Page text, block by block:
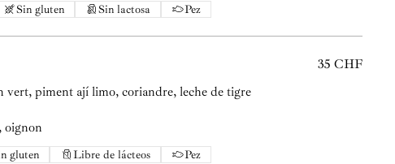
Sin gluten Sin lactosa Pez
vert, piment ají limo, coriandre, leche de tigre
oignon
35 CHF
gluten Libre de lácteos Pez